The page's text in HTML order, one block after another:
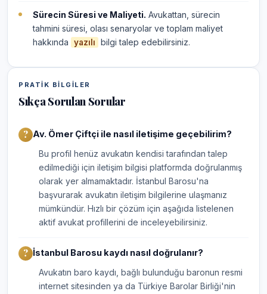
Sürecin Süresi ve Maliyeti. Avukattan, sürecin
tahmini süresi, olası senaryolar ve toplam maliyet
hakkında
yazılı bilgi talep edebilirsiniz.
PRATIK BILGILER
Sıkça Sorulan Sorular
Av. Ömer Çiftçi ile nasıl iletişime geçebilirim?
Bu profil henüz avukatın kendisi tarafından talep
edilmediği için iletişim bilgisi platformda doğrulanmış
olarak yer almamaktadır. İstanbul Barosu'na
başvurarak avukatın iletişim bilgilerine ulaşmanız
mümkündür. Hızlı bir çözüm için aşağıda listelenen
aktif avukat profillerini de inceleyebilirsiniz.
İstanbul Barosu kaydı nasıl doğrulanır?
Avukatın baro kaydı, bağlı bulunduğu baronun resmi
internet sitesinden ya da Türkiye Barolar Birliği'nin